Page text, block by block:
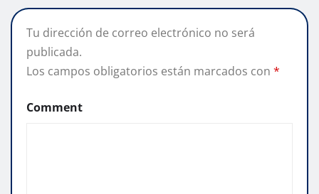
Tu dirección de correo electrónico no será
publicada.
Los campos obligatorios están marcados con *
Comment